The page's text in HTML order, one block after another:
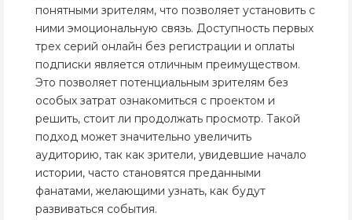
понятными зрителям, что позволяет установить с
ними эмоциональную связь. Доступность первых
трех серий онлайн без регистрации и оплаты
подписки является отличным преимуществом.
Это позволяет потенциальным зрителям без
особых затрат ознакомиться с проектом и
решить, стоит ли продолжать просмотр. Такой
подход может значительно увеличить
аудиторию, так как зрители, увидевшие начало
истории, часто становятся преданными
фанатами, желающими узнать, как будут
развиваться события.